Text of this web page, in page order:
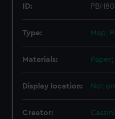
ID:
Type: Map;
Materials: Paper;
Display location: Not
Creator: